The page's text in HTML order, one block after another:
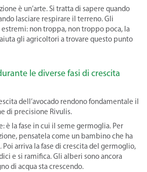
è un’arte. Si tratta di sapere quando
lasciare respirare il terreno. Gli
non troppa, non troppo poca, la
gli agricoltori a trovare questo punto
le diverse fasi di crescita
dell’avocado rendono fondamentale il
di precisione Rivulis.
è la fase in cui il seme germoglia. Per
pensatela come un bambino che ha
arriva la fase di crescita del germoglio,
e si ramifica. Gli alberi sono ancora
di acqua sta crescendo.